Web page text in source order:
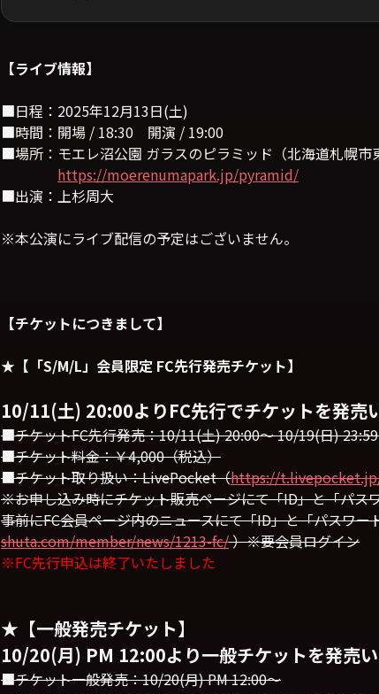
【ライブ情報】
■日程：2025年12月13日(土)
■時間：開場 / 18:30 開演 / 19:00
■場所：モエレ沼公園 ガラスのピラミッド（北海道札幌市
https://moerenumapark.jp/pyramid/
■出演：上杉周大
※本公演にライブ配信の予定はございません。
【チケットにつきまして】
★【「S/M/L」会員限定 FC先行発売チケット】
10/11(土) 20:00よりFC先行でチケットを発売
■チケットFC先行発売：10/11(土) 20:00〜 10/19(日)
■チケット料金：￥4,000（税込）
■チケット取り扱い：LivePocket（https://
※お申し込み時にチケット販売ページにて「ID」と「パス
事前にFC会員ページ内のニュースにて「ID」と「パスワ
shuta.com/member/news/1213-fc/）※要会員ログイン
※FC先行申込は終了いたしました
★【一般発売チケット】
10/20(月) PM 12:00より一般チケットを発売
■チケット一般発売：10/20(月) PM 12:00〜